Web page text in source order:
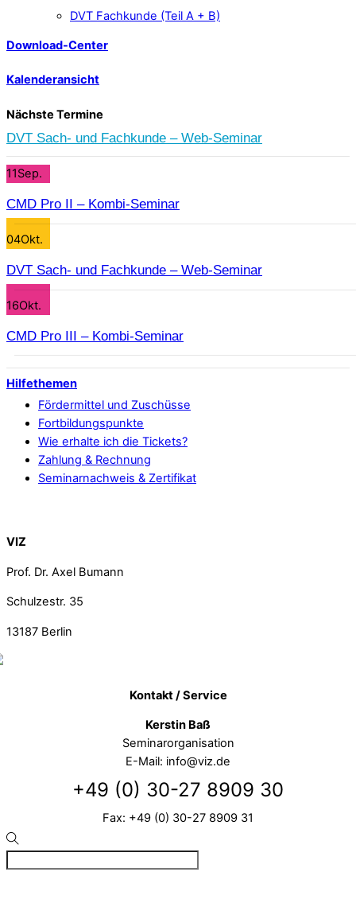
DVT Fachkunde (Teil A + B)
Download-Center
Kalenderansicht
Nächste Termine
DVT Sach- und Fachkunde – Web-Seminar
11Sep.
CMD Pro II – Kombi-Seminar
04Okt.
DVT Sach- und Fachkunde – Web-Seminar
16Okt.
CMD Pro III – Kombi-Seminar
Hilfethemen
Fördermittel und Zuschüsse
Fortbildungspunkte
Wie erhalte ich die Tickets?
Zahlung & Rechnung
Seminarnachweis & Zertifikat
VIZ
Prof. Dr. Axel Bumann
Schulzestr. 35
13187 Berlin
Kontakt / Service
Kerstin Baß
Seminarorganisation
E-Mail: info@viz.de
+49 (0) 30-27 8909 30
Fax: +49 (0) 30-27 8909 31